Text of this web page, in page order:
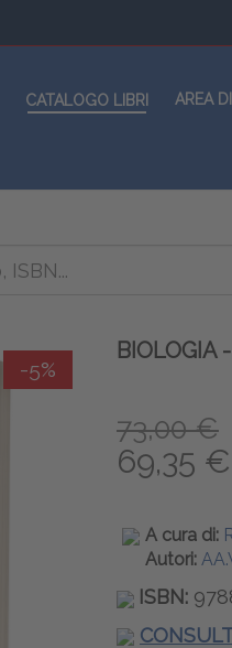
CATALOGO LIBRI AREA
-5%
BIOLOGIA
73,00 €
69,35 €
A cura di:
Autori:
ISBN: